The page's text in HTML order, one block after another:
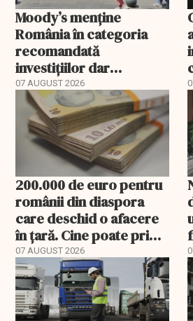
Moody’s menține
România în categoria
recomandată
investițiilor dar
transmite un
avertisment
07 AUGUST 2026
200.000 de euro pentru
românii din diaspora
care deschid o afacere
în țară. Cine poate primi
banii și ce trebuie
rambursat
07 AUGUST 2026